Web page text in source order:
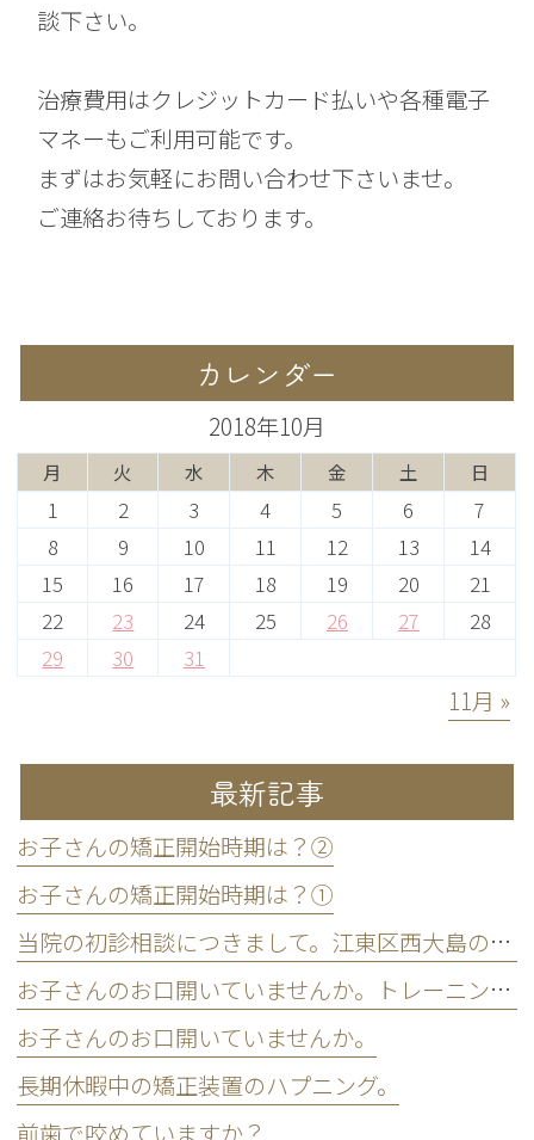
談下さい。
治療費用はクレジットカード払いや各種電子
マネーもご利用可能です。
まずはお気軽にお問い合わせ下さいませ。
ご連絡お待ちしております。
カレンダー
2018年10月
月 火 水 木 金 土 日
1 2 3 4 5 6
7
8
9 10 11 12 13
14
15
16 17 18 19 20
21
22
23 24 25 26 27
28
29
30 31
11月 »
最新記事
お子さんの矯正開始時期は？②
お子さんの矯正開始時期は？①
当院の初診相談につきまして。江東区西大島のとう矯正歯科です。
お子さんのお口開いていませんか。トレーニング法。
お子さんのお口開いていませんか。
長期休暇中の矯正装置のハプニング。
前歯で咬めていますか？